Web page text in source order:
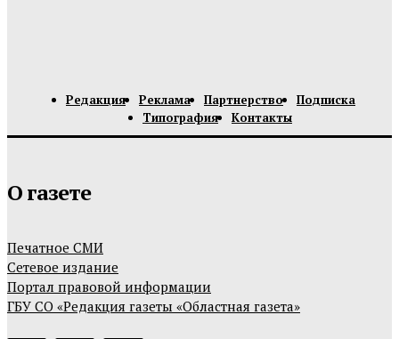
Редакция Реклама Партнерство
Подписка
Типография
Контакты
О газете
Печатное СМИ
Сетевое издание
Портал правовой информации
ГБУ СО «Редакция газеты «Областная газета»